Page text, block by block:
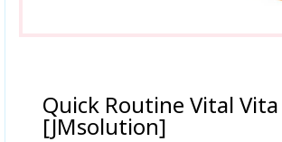
Quick Routine Vital
[JMsolution]